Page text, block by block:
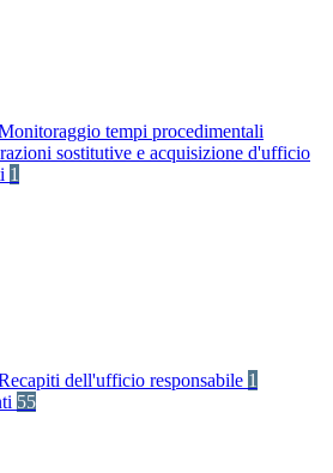
tempi procedimentali
sostitutive e acquisizione d'ufficio
1
dell'ufficio responsabile 1
55